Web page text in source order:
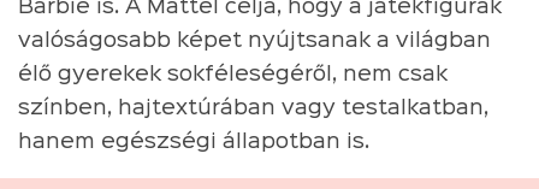
Barbie is. A Mattel célja, hogy a játékfigurák
valóságosabb képet nyújtsanak a világban
élő gyerekek sokféleségéről, nem csak
színben, hajtextúrában vagy testalkatban,
hanem egészségi állapotban is.